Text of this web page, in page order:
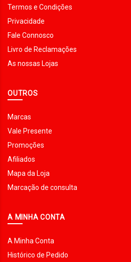
Termos e Condições
Privacidade
Fale Connosco
Livro de Reclamações
As nossas Lojas
OUTROS
Marcas
Vale Presente
Promoções
Afiliados
Mapa da Loja
Marcação de consulta
A MINHA CONTA
A Minha Conta
Histórico de Pedido